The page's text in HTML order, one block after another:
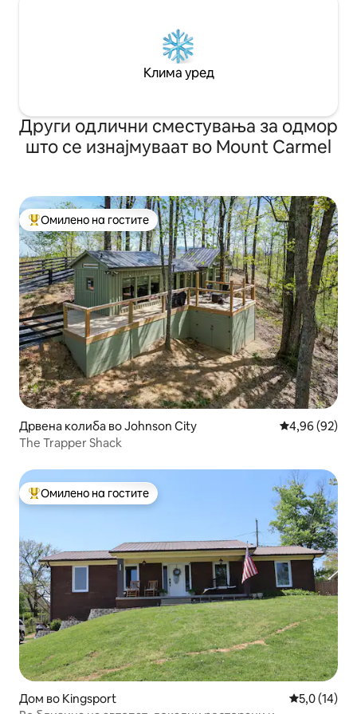
Клима уред
Други одлични сместувања за одмор
што се изнајмуваат во Mount Carmel
Меѓу најуспешните „Омилени на гостите“
Омилено на гостите
Дрвена колиба во Johnson City Просечна
4,96 (92)
The Trapper Shack
Меѓу најуспешните „Омилени на гостите“
Омилено на гостите
Дом во Kingsport Просечна
5,0 (14)